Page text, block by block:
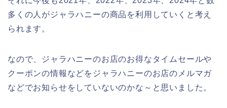
多くの人がジャラハニーの商品を利用していくと考え
られます。
なので、ジャラハニーのお店のお得なタイムセールや
クーポンの情報などをジャラハニーのお店のメルマガ
などでお知らせをしていないのかな～と思いました。